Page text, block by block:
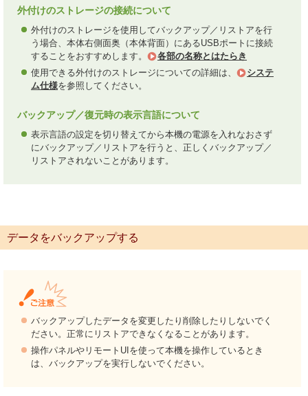
外付けのストレージの接続について
外付けのストレージを使用してバックアップ／リストアを行
う場合、本体右側面奥（本体背面）にあるUSBポートに接続
することをおすすめします。
各部の名称とはたらき
使用できる外付けのストレージについての詳細は、
システ
ム仕様を参照してください。
バックアップ／復元時の表示言語について
表示言語の設定を切り替えてから本機の電源を入れなおさず
にバックアップ／リストアを行うと、正しくバックアップ／
リストアされないことがあります。
データをバックアップする
バックアップしたデータを変更したり削除したりしないでく
ださい。正常にリストアできなくなることがあります。
操作パネルやリモートUIを使って本機を操作しているとき
は、バックアップを実行しないでください。